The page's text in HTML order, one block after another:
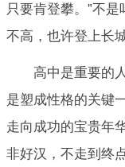
只要肯登攀。”不
不高，也许登上长
高中是重要的
是塑成性格的关键
走向成功的宝贵年
非好汉，不走到终